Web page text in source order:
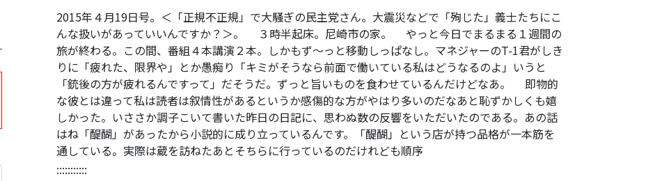
2015年４月19日号。＜「正規不正規」で大騒ぎの民主党さん。大震災などで「殉じた」義士たちにこ
んな扱いがあっていいんですか？＞。 ３時半起床。尼崎市の家。 やっと今日でまるまる１週間の
旅が終わる。この間、番組４本講演２本。しかもず～っと移動しっぱなし。マネジャーのT-1君がしき
りに「疲れた、限界や」とか愚痴り「キミがそうなら前面で働いている私はどうなるのよ」いうと
「銃後の方が疲れるんですって」だそうだ。ずっと旨いものを食わせているんだけどなあ。 即物的
な彼とは違って私は読者は叙情性があるというか感傷的な方がやはり多いのだなあと恥ずかしくも嬉
しかった。いささか調子こいて書いた昨日の日記に、思わぬ数の反響をいただいたのである。あの話
はね「醍醐」があったから小説的に成り立っているんです。「醍醐」という店が持つ品格が一本筋を
通している。実際は蔵を訪ねたあとそちらに行っているのだけれども順序
:::::::::::